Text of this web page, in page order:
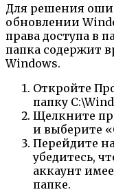
Для решения
обновлении
права доступа в
папка содержит
Windows.
Откройте
папку
Щелкните
и выберите
Перейдите
убедитесь,
аккаунт
папке.